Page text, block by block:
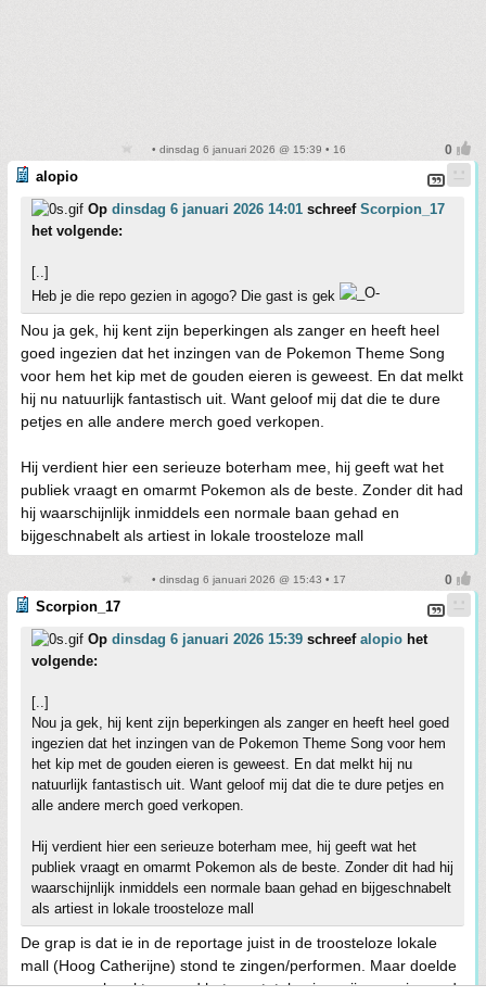
• dinsdag 6 januari 2026 @ 15:39 • 16
alopio
Op dinsdag 6 januari 2026 14:01 schreef Scorpion_17
het volgende:
[..]
Heb je die repo gezien in agogo? Die gast is gek
Nou ja gek, hij kent zijn beperkingen als zanger en heeft heel
goed ingezien dat het inzingen van de Pokemon Theme Song
voor hem het kip met de gouden eieren is geweest. En dat melkt
hij nu natuurlijk fantastisch uit. Want geloof mij dat die te dure
petjes en alle andere merch goed verkopen.
Hij verdient hier een serieuze boterham mee, hij geeft wat het
publiek vraagt en omarmt Pokemon als de beste. Zonder dit had
hij waarschijnlijk inmiddels een normale baan gehad en
bijgeschnabelt als artiest in lokale troosteloze mall
• dinsdag 6 januari 2026 @ 15:43 • 17
Scorpion_17
Op dinsdag 6 januari 2026 15:39 schreef alopio het
volgende:
[..]
Nou ja gek, hij kent zijn beperkingen als zanger en heeft heel goed
ingezien dat het inzingen van de Pokemon Theme Song voor hem
het kip met de gouden eieren is geweest. En dat melkt hij nu
natuurlijk fantastisch uit. Want geloof mij dat die te dure petjes en
alle andere merch goed verkopen.
Hij verdient hier een serieuze boterham mee, hij geeft wat het
publiek vraagt en omarmt Pokemon als de beste. Zonder dit had hij
waarschijnlijk inmiddels een normale baan gehad en bijgeschnabelt
als artiest in lokale troosteloze mall
De grap is dat ie in de reportage juist in de troosteloze lokale
mall (Hoog Catherijne) stond te zingen/performen. Maar doelde
meer op zn karakter, vond het een totale eigenpijper en iemand